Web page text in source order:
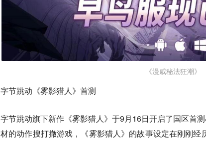
《漫威秘法狂潮》
字节跳动《雾影猎人》首测
字节跳动旗下新作《雾影猎人》于9月16日开启了国区首
材的动作搜打撤游戏，《雾影猎人》的故事设定在刚刚